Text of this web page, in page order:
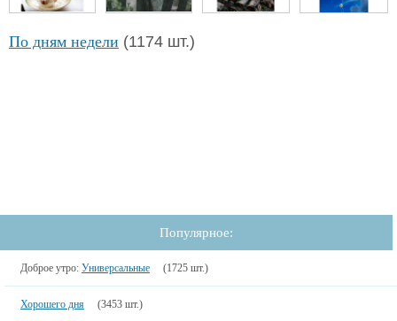
По дням недели (1174 шт.)
Популярное:
Доброе утро: Универсальные (1725 шт.)
Хорошего дня (3453 шт.)